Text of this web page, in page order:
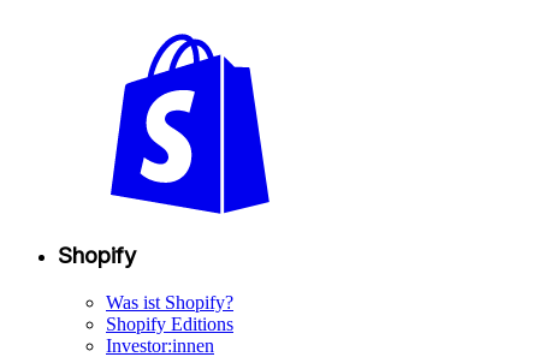
Shopify
Was ist Shopify?
Shopify Editions
Investor:innen